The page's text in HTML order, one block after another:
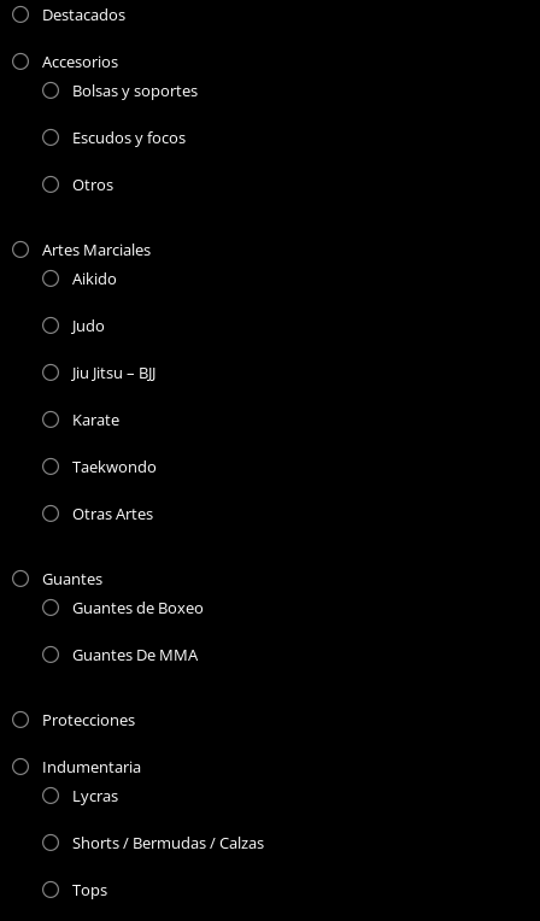
Destacados
Accesorios
Bolsas y soportes
Escudos y focos
Otros
Artes Marciales
Aikido
Judo
Jiu Jitsu – BJJ
Karate
Taekwondo
Otras Artes
Guantes
Guantes de Boxeo
Guantes De MMA
Protecciones
Indumentaria
Lycras
Shorts / Bermudas / Calzas
Tops